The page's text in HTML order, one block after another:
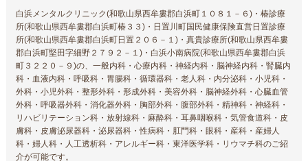
白浜メンタルクリニック(和歌山県西牟婁郡白浜町１０８１－６)・椿診療
所(和歌山県西牟婁郡白浜町椿３３)・日置川町国民健康保険直営日置診療
所(和歌山県西牟婁郡白浜町日置２０６－１)・真貴診療所(和歌山県西牟婁
郡白浜町堅田字細野２７９２－１)・白浜小南病院(和歌山県西牟婁郡白浜
町３２２０－９)の、一般内科・心療内科・神経内科・脳神経内科・腎臓内
科・血液内科・呼吸科・胃腸科・循環器科・老人科・内分泌科・小児科・
外科・小児外科・整形外科・形成外科・美容外科・脳神経外科・心臓血管
外科・呼吸器外科・消化器外科・胸部外科・腹部外科・精神科・神経科・
リハビリテーション科・放射線科・麻酔科・耳鼻咽喉科・気管食道科・皮
膚科・皮膚泌尿器科・泌尿器科・性病科・肛門科・眼科・産科・産婦人
科・婦人科・人工透析科・アレルギー科・東洋医学科・リウマチ科のご紹
介が可能です。